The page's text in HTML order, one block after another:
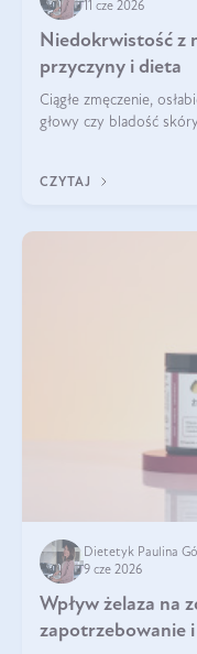
11 cze 2026
Niedokrwistość z
przyczyny i dieta
Ciągłe zmęczenie,
głowy czy bladość
CZYTAJ
Dietetyk Paulina
9 cze 2026
Wpływ żelaza na
zapotrzebowanie